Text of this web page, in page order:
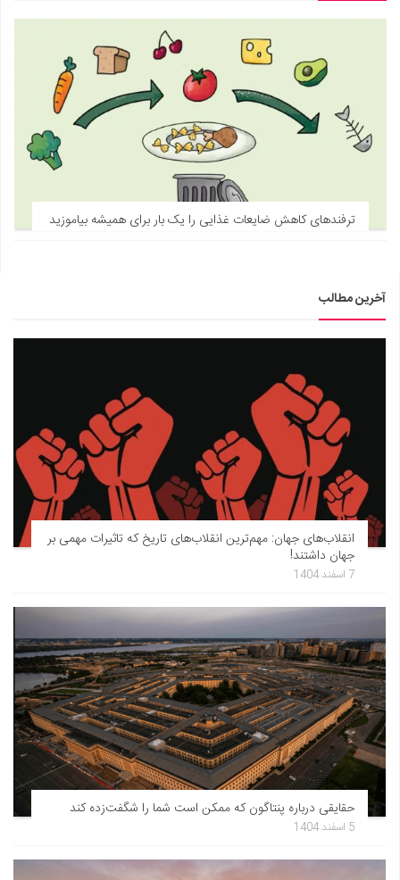
ترفندهای کاهش ضایعات غذایی را یک بار برای همیشه بیاموزید
آخرین مطالب
انقلاب‌های جهان: مهم‌ترین انقلاب‌های تاریخ که تاثیرات مهمی بر
جهان داشتند!
7 اسفند 1404
حقایقی درباره پنتاگون که ممکن است شما را شگفت‌زده کند
5 اسفند 1404